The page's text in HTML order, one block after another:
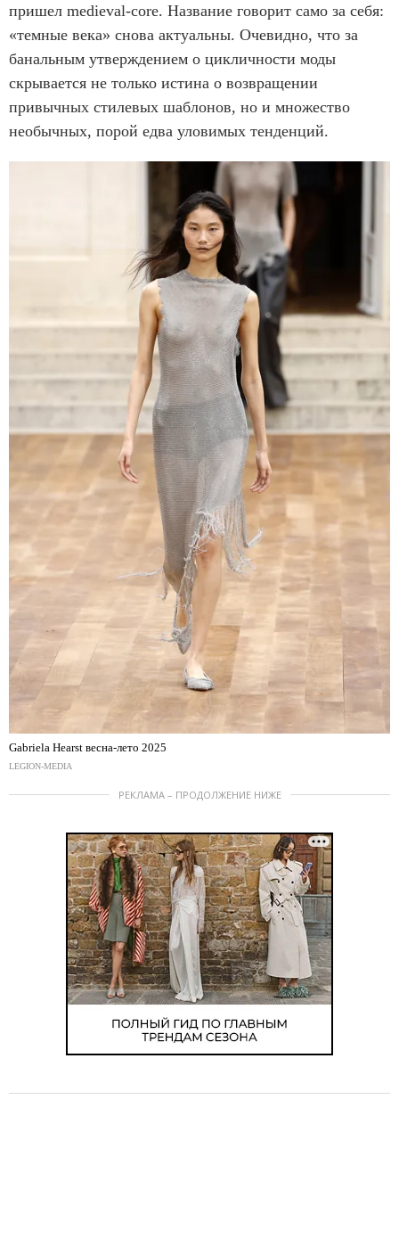
пришел medieval-core. Название говорит само за себя:
«темные века» снова актуальны. Очевидно, что за
банальным утверждением о цикличности моды
скрывается не только истина о возвращении
привычных стилевых шаблонов, но и множество
необычных, порой едва уловимых тенденций.
Gabriela Hearst весна-лето 2025
LEGION-MEDIA
РЕКЛАМА – ПРОДОЛЖЕНИЕ НИЖЕ